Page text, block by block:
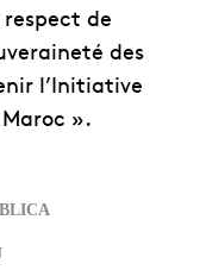
de
des
l’Initiative
».